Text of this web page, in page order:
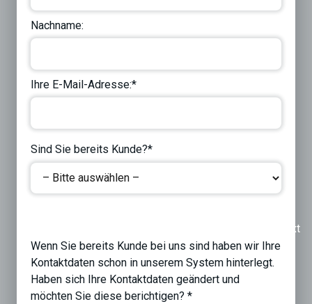
Nachname:
Ihre E-Mail-Adresse:*
Sind Sie bereits Kunde?*
Next
Wenn Sie bereits Kunde bei uns sind haben wir Ihre
Kontaktdaten schon in unserem System hinterlegt.
Haben sich Ihre Kontaktdaten geändert und
möchten Sie diese berichtigen? *